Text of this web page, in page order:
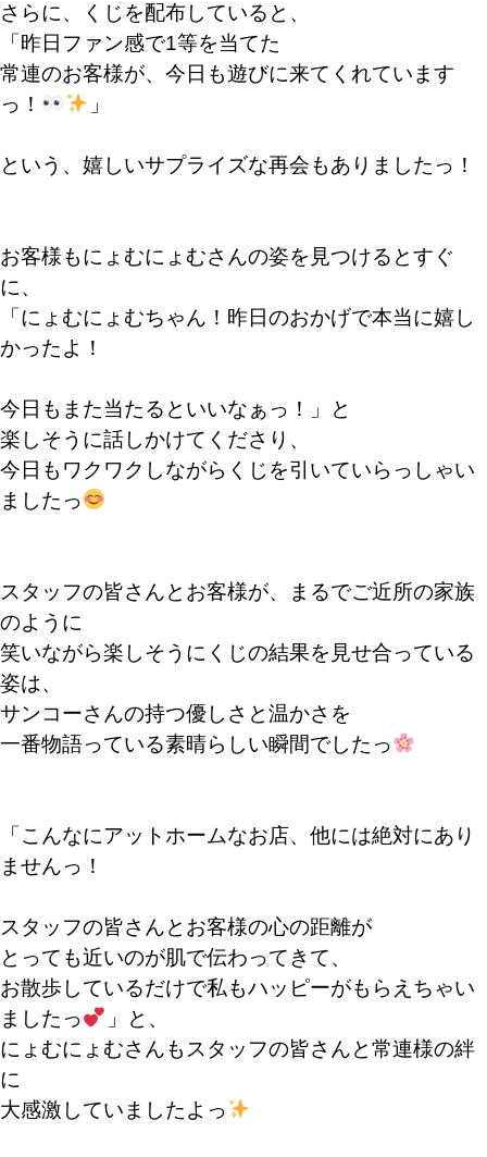
さらに、くじを配布していると、
「昨日ファン感で1等を当てた
常連のお客様が、今日も遊びに来てくれています
っ！
」
という、嬉しいサプライズな再会もありましたっ！
お客様もにょむにょむさんの姿を見つけるとすぐ
に、
「にょむにょむちゃん！昨日のおかげで本当に嬉し
かったよ！
今日もまた当たるといいなぁっ！」と
楽しそうに話しかけてくださり、
今日もワクワクしながらくじを引いていらっしゃい
ましたっ
スタッフの皆さんとお客様が、まるでご近所の家族
のように
笑いながら楽しそうにくじの結果を見せ合っている
姿は、
サンコーさんの持つ優しさと温かさを
一番物語っている素晴らしい瞬間でしたっ
「こんなにアットホームなお店、他には絶対にあり
ませんっ！
スタッフの皆さんとお客様の心の距離が
とっても近いのが肌で伝わってきて、
お散歩しているだけで私もハッピーがもらえちゃい
ましたっ
」と、
にょむにょむさんもスタッフの皆さんと常連様の絆
に
大感激していましたよっ